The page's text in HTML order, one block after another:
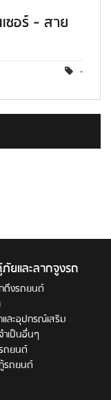
ซอร์ - สาย
-
และลากจูงรถ
ดึงรถยนต์
ละอุปกรณ์เสริม
เป็นอื่นๆ
ถยนต์
รถยนต์